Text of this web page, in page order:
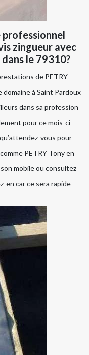
zingueur avec
le 79310?
de PETRY
à Saint Pardoux
dans sa profession
pour ce mois-ci
vous pour
PETRY Tony en
mobile ou consultez
en car ce sera rapide